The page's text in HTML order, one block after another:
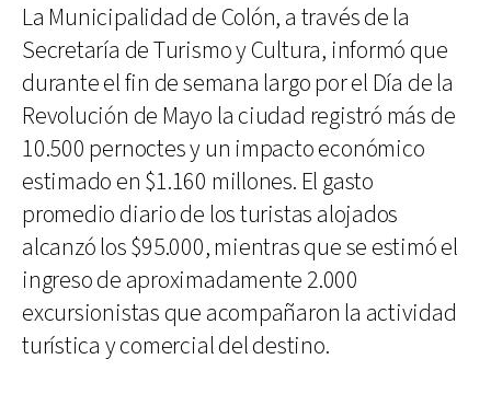
La Municipalidad de Colón, a través de la
Secretaría de Turismo y Cultura, informó que
durante el fin de semana largo por el Día de la
Revolución de Mayo la ciudad registró más de
10.500 pernoctes y un impacto económico
estimado en $1.160 millones. El gasto
promedio diario de los turistas alojados
alcanzó los $95.000, mientras que se estimó el
ingreso de aproximadamente 2.000
excursionistas que acompañaron la actividad
turística y comercial del destino.